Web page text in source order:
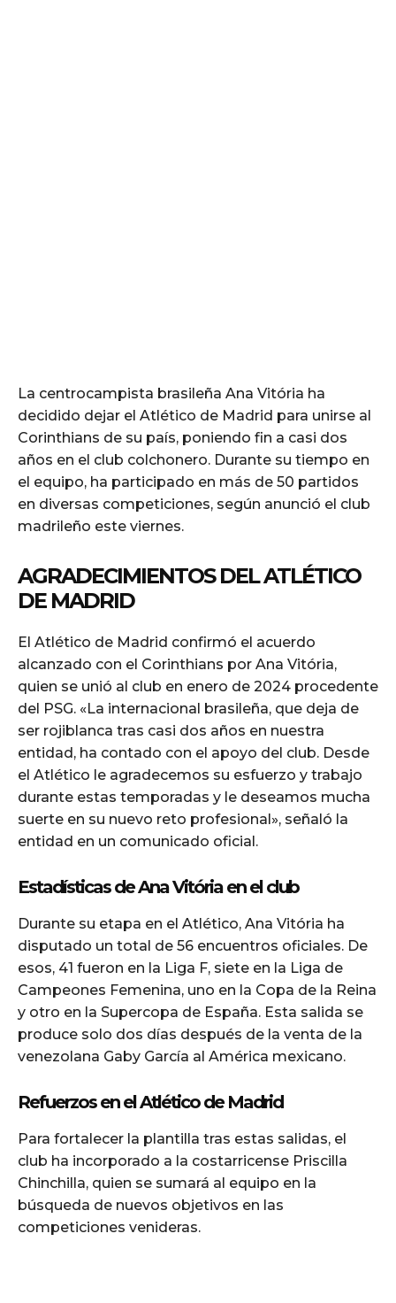
La centrocampista brasileña Ana Vitória ha
decidido dejar el Atlético de Madrid para unirse al
Corinthians de su país, poniendo fin a casi dos
años en el club colchonero. Durante su tiempo en
el equipo, ha participado en más de 50 partidos
en diversas competiciones, según anunció el club
madrileño este viernes.
AGRADECIMIENTOS DEL ATLÉTICO
DE MADRID
El Atlético de Madrid confirmó el acuerdo
alcanzado con el Corinthians por Ana Vitória,
quien se unió al club en enero de 2024 procedente
del PSG. «La internacional brasileña, que deja de
ser rojiblanca tras casi dos años en nuestra
entidad, ha contado con el apoyo del club. Desde
el Atlético le agradecemos su esfuerzo y trabajo
durante estas temporadas y le deseamos mucha
suerte en su nuevo reto profesional», señaló la
entidad en un comunicado oficial.
Estadísticas de Ana Vitória en el club
Durante su etapa en el Atlético, Ana Vitória ha
disputado un total de 56 encuentros oficiales. De
esos, 41 fueron en la Liga F, siete en la Liga de
Campeones Femenina, uno en la Copa de la Reina
y otro en la Supercopa de España. Esta salida se
produce solo dos días después de la venta de la
venezolana Gaby García al América mexicano.
Refuerzos en el Atlético de Madrid
Para fortalecer la plantilla tras estas salidas, el
club ha incorporado a la costarricense Priscilla
Chinchilla, quien se sumará al equipo en la
búsqueda de nuevos objetivos en las
competiciones venideras.